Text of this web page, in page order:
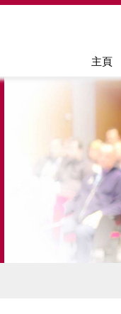
Jump to navigation
主頁